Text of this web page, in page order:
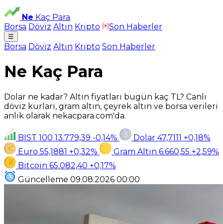
Ne Kaç Para
Borsa Döviz Altın Kripto Son Haberler
☰
Borsa Döviz Altın Kripto Son Haberler
Ne Kaç Para
Dolar ne kadar? Altın fiyatları bugün kaç TL? Canlı
döviz kurları, gram altın, çeyrek altın ve borsa verileri
anlık olarak nekacpara.com'da.
BIST 100 13.779,39 -0,14% Dolar 47,7111 +0,18%
Euro 55,1881 +0,32% Gram Altın 6.660,55 +2,59%
Bitcoin 65.082,40 +0,17%
Güncelleme 09.08.2026 00:00